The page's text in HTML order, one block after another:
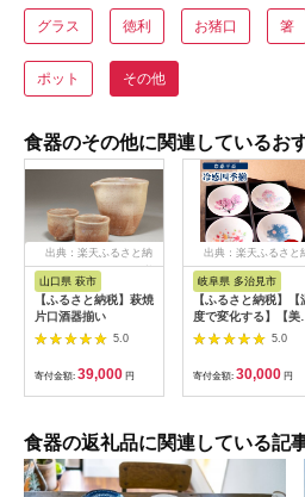
グラス 徳利 お猪口 箸
ポット その他
食器のその他に関連しているお
出典：楽天ふるさと納
税
山口県 萩市
【ふるさと納税】萩焼
片口酒器揃い
5.0
寄付金額: 39,000 円
出典：楽天ふるさと
岐阜県 多治見市
【ふるさと納税】【
度で変化する】【美濃
焼】酒器 平盃 4個 セ
ット 『冷感四季揃』
【丸モ高木陶器】≪多
治見市≫ おしゃれ 食
器 [TBA013]
5.0
寄付金額: 30,000 円
食器の返礼品に関連している記